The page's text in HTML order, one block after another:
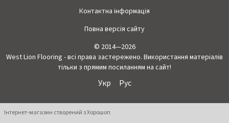
Контактна інформація
Повна версія сайту
© 2014—2026
West Lion Flooring - всі права застережено. Використання матеріалів
тільки з прямим посиланням на сайт!
Укр Рус
Інтернет-магазин створений з Хорошоп